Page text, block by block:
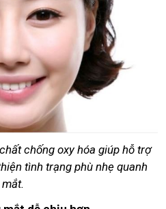
chống oxy hóa giúp hỗ trợ
tình trạng phù nhẹ quanh
mắt.